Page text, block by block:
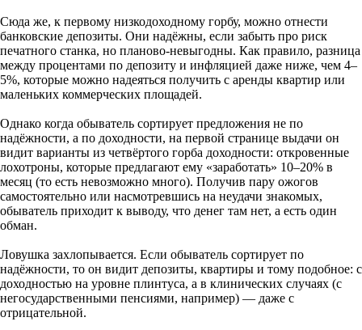
Сюда же, к первому низкодоходному горбу, можно отнести
банковские депозиты. Они надёжны, если забыть про риск
печатного станка, но планово-невыгодны. Как правило, разница
между процентами по депозиту и инфляцией даже ниже, чем 4–
5%, которые можно надеяться получить с аренды квартир или
маленьких коммерческих площадей.
Однако когда обыватель сортирует предложения не по
надёжности, а по доходности, на первой странице выдачи он
видит варианты из четвёртого горба доходности: откровенные
лохотроны, которые предлагают ему «заработать» 10–20% в
месяц (то есть невозможно много). Получив пару ожогов
самостоятельно или насмотревшись на неудачи знакомых,
обыватель приходит к выводу, что денег там нет, а есть один
обман.
Ловушка захлопывается. Если обыватель сортирует по
надёжности, то он видит депозиты, квартиры и тому подобное: с
доходностью на уровне плинтуса, а в клинических случаях (с
негосударственными пенсиями, например) — даже с
отрицательной.